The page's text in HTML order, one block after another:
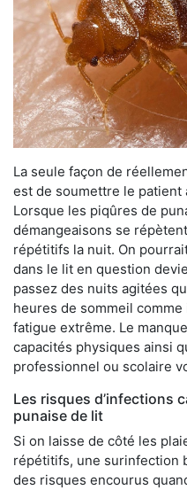
La seule façon de
est de soumettre le patient
Lorsque les piqûres de
démangeaisons se
répétitifs la nuit. On
dans le lit en question
passez des nuits agitées
heures de sommeil
fatigue extrême. Le
capacités physiques ainsi
professionnel ou scolaire
Les risques d’infections
punaise de lit
Si on laisse de côté les
répétitifs, une surinfection
des risques encourus